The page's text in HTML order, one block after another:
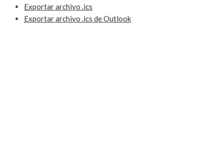
Exportar archivo .ics
Exportar archivo .ics de Outlook